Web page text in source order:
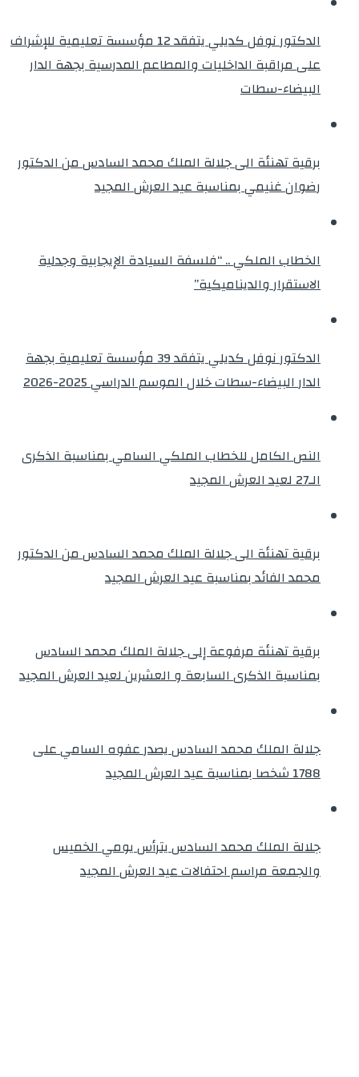
الدكتور نوفل كديلي يتفقد 12 مؤسسة تعليمية للإشراف
على مراقبة الداخليات والمطاعم المدرسية بجهة الدار
البيضاء-سطات
برقية تهنئة الى جلالة الملك محمد السادس من الدكتور
رضوان غنيمي بمناسبة عيد العرش المجيد
الخطاب الملكي .. “فلسفة السيادة الإيجابية وجدلية
الاستقرار والديناميكية”
الدكتور نوفل كديلي يتفقد 39 مؤسسة تعليمية بجهة
الدار البيضاء-سطات خلال الموسم الدراسي 2025-2026
النص الكامل للخطاب الملكي السامي بمناسبة الذكرى
الـ27 لعيد العرش المجيد
برقية تهنئة الى جلالة الملك محمد السادس من الدكتور
محمد الفائد بمناسبة عيد العرش المجيد
برقية تهنئة مرفوعة إلى جلالة الملك محمد السادس
بمناسبة الذكرى السابعة و العشرين لعيد العرش المجيد
جلالة الملك محمد السادس يصدر عفوه السامي على
1788 شخصا بمناسبة عيد العرش المجيد
جلالة الملك محمد السادس يترأس يومي الخميس
والجمعة مراسم احتفالات عيد العرش المجيد